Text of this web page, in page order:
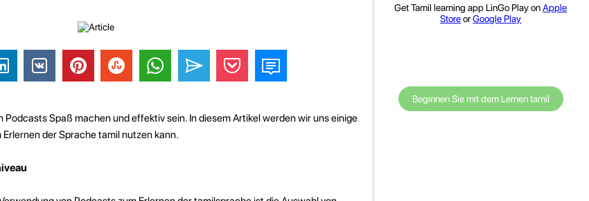
Podcasts Spaß machen und effektiv sein. In diesem Artikel werden wir uns einige
der Sprache tamil nutzen kann.
Get Tamil learning app LinGo Play onApple
StoreorGoogle Play
Beginnen Sie mit dem Lernen tamil